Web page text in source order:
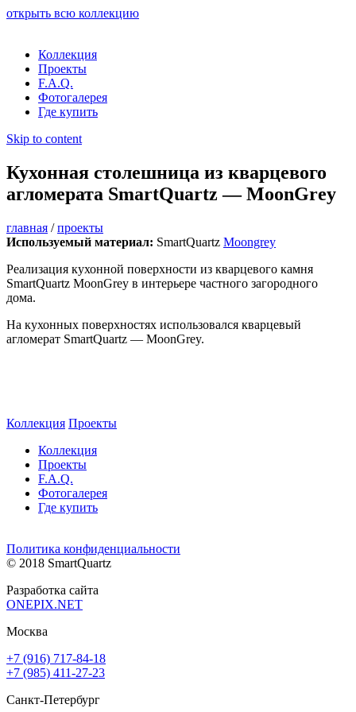
открыть всю коллекцию
Коллекция
Проекты
F.A.Q.
Фотогалерея
Где купить
Skip to content
Кухонная столешница из кварцевого
агломерата SmartQuartz — MoonGrey
главная /проекты
Используемый материал: SmartQuartz Moongrey
Реализация кухонной поверхности из кварцевого камня
SmartQuartz MoonGrey в интерьере частного загородного
дома.
На кухонных поверхностях использовался кварцевый
агломерат SmartQuartz — MoonGrey.
Коллекция Проекты
Коллекция
Проекты
F.A.Q.
Фотогалерея
Где купить
Политика конфиденциальности
© 2018 SmartQuartz
Разработка сайта
ONEPIX.NET
Москва
+7 (916) 717-84-18
+7 (985) 411-27-23
Санкт-Петербург